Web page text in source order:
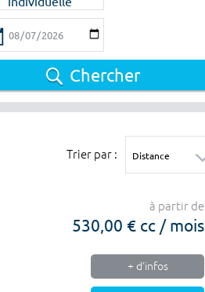
Chercher
Trier par :
à partir de
530,00 € cc / mois
+ d'infos